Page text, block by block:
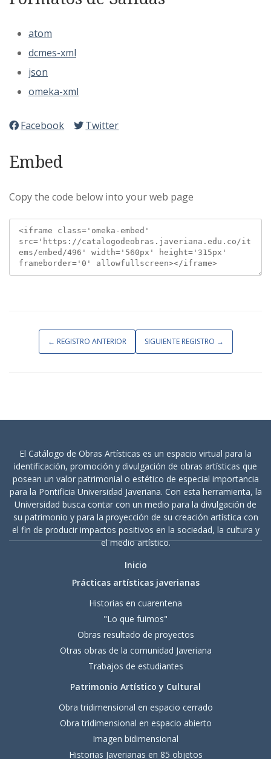
atom
dcmes-xml
json
omeka-xml
Facebook Twitter
Embed
Copy the code below into your web page
← REGISTRO ANTERIOR SIGUIENTE REGISTRO →
El Catálogo de Obras Artísticas es un espacio virtual para la
identificación, promoción y divulgación de obras artísticas que
posean un valor patrimonial o estético de especial importancia
para la Pontificia Universidad Javeriana. Con esta herramienta, la
Universidad busca contar con un medio para la divulgación de
su patrimonio y para la proyección de su creación artística con
el fin de producir impactos positivos en la sociedad, la cultura y
el medio artístico.
Inicio
Prácticas artísticas javerianas
Historias en cuarentena
"Lo que fuimos"
Obras resultado de proyectos
Otras obras de la comunidad Javeriana
Trabajos de estudiantes
Patrimonio Artístico y Cultural
Obra tridimensional en espacio cerrado
Obra tridimensional en espacio abierto
Imagen bidimensional
Historias Javerianas en 85 objetos